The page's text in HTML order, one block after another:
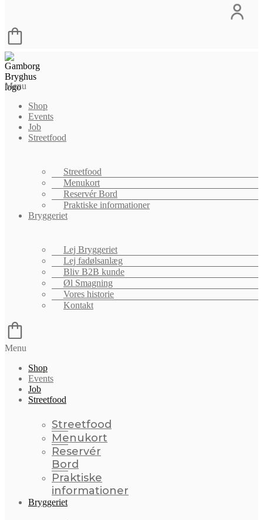
Menu
Shop
Events
Job
Streetfood
Streetfood
Menukort
Reservér Bord
Praktiske informationer
Bryggeriet
Lej Bryggeriet
Lej fadølsanlæg
Bliv B2B kunde
Øl Smagning
Vores historie
Kontakt
Menu
Shop
Events
Job
Streetfood
Streetfood
Menukort
Reservér
Bord
Praktiske
informationer
Bryggeriet